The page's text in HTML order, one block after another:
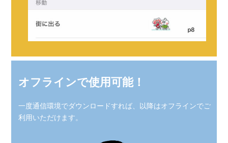
オフラインで使用可能！
一度通信環境でダウンロードすれば、以降はオフラインでご
利用いただけます。